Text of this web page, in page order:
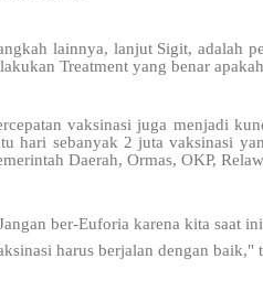
lainnya, lanjut Sigit, adalah
Treatment yang benar
vaksinasi juga menjadi
hari sebanyak 2 juta vaksinasi
Daerah, Ormas, OKP,
ber-Euforia karena kita saat
harus berjalan dengan baik,"